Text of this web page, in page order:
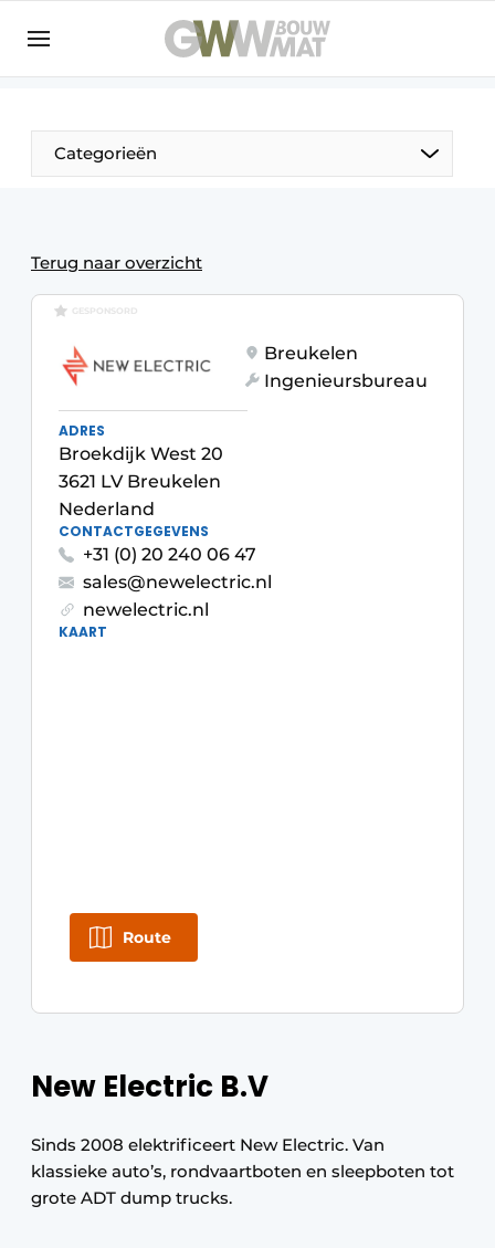
NL EN
Categorieën
De Pen
Vrouw in de bouw
Machines & Materieel
Terug naar overzicht
New Electric B.V
Sinds 2008 elektrificeert New Electric. Van
klassieke auto’s, rondvaartboten en sleepboten tot
grote ADT dump trucks.
GESPONSORD
Breukelen
Ingenieursbureau
ADRES
Broekdijk West 20
3621 LV Breukelen
Nederland
CONTACTGEGEVENS
+31 (0) 20 240 06 47
sales@newelectric.nl
newelectric.nl
KAART
Route